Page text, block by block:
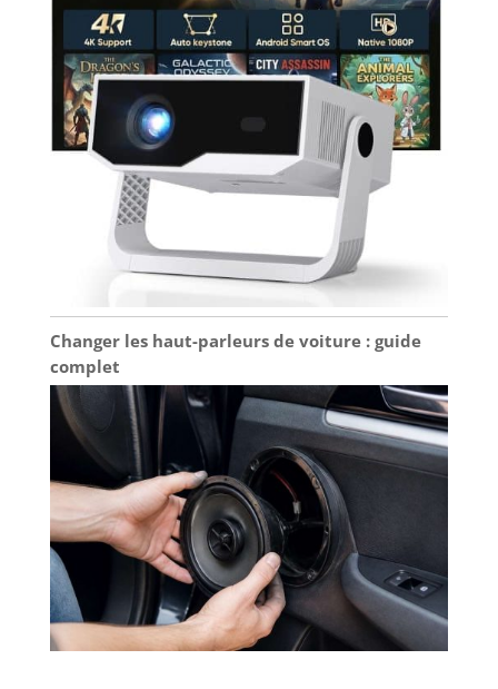
Changer les haut-parleurs de voiture : guide
complet